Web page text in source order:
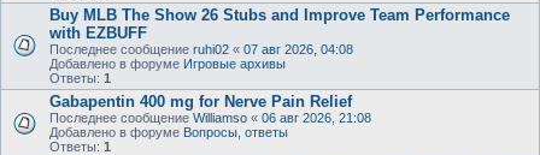
Buy MLB The Show 26 Stubs and Improve Team Performance
with EZBUFF
Последнее сообщение ruhi02 « 07 авг 2026, 04:08
Добавлено в форуме Игровые архивы
Ответы: 1
Gabapentin 400 mg for Nerve Pain Relief
Последнее сообщение Williamso « 06 авг 2026, 21:08
Добавлено в форуме Вопросы, ответы
Ответы: 1